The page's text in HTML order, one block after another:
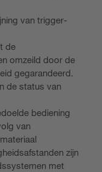
van trigger-
de
omzeild door de
gegarandeerd.
de status van
bediening
van
zijn
met